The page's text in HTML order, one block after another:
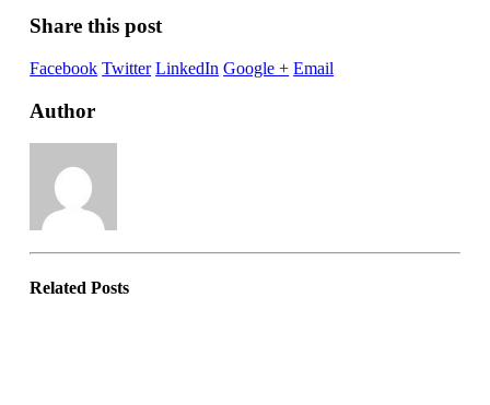
Share this post
Facebook Twitter LinkedIn Google + Email
Author
RelatedPosts